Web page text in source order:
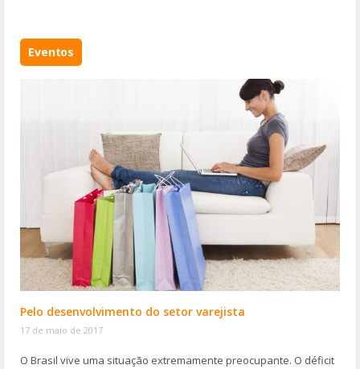
Eventos
Pelo desenvolvimento do setor varejista
17 de maio de 2017
O Brasil vive uma situação extremamente preocupante. O déficit